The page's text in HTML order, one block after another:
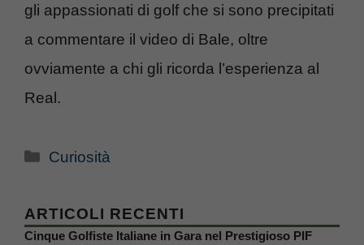
gli appassionati di golf che si sono precipitati
a commentare il video di Bale, oltre
ovviamente a chi gli ricorda l’esperienza al
Real.
Categorie
Curiosità
ARTICOLI RECENTI
Cinque Golfiste Italiane in Gara nel Prestigioso PIF